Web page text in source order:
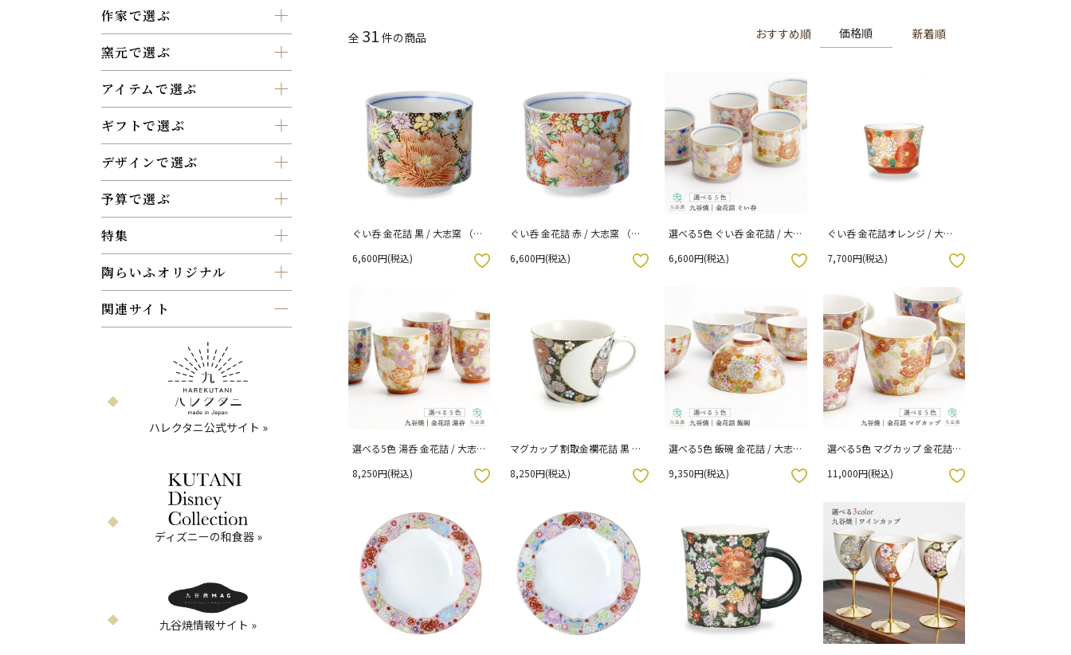
作家で選ぶ
窯元で選ぶ
アイテムで選ぶ
ギフトで選ぶ
デザインで選ぶ
予算で選ぶ
特集
陶らいふオリジナル
関連サイト
ハレクタニ公式サイト »
ディズニーの和食器 »
九谷焼情報サイト »
全 31 件の商品 おすすめ順 価格順 新着順
ぐい呑 金花詰 黒 / 大志窯 （化
6,600円(税込)
ぐい呑 金花詰 赤 / 大志窯 （化
6,600円(税込)
お気に入りボタン
選べる5色 ぐい呑 金花詰 / 大志
6,600円(税込)
お気に入りボタン
ぐい呑 金花詰オレンジ / 大志
7,700円(税込)
お気に入りボタン
選べる5色 湯呑 金花詰 / 大志窯
8,250円(税込)
マグカップ 割取金襴花詰 黒 単
8,250円(税込)
選べる5色 飯碗 金花詰 / 大志窯
9,350円(税込)
選べる5色 マグカップ 金花詰 /
11,000円(税込)